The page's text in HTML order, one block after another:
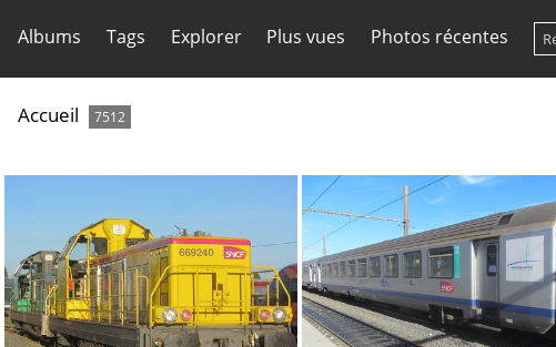
Albums Tags Explorer Plus vues Photos récentes
Accueil 7512